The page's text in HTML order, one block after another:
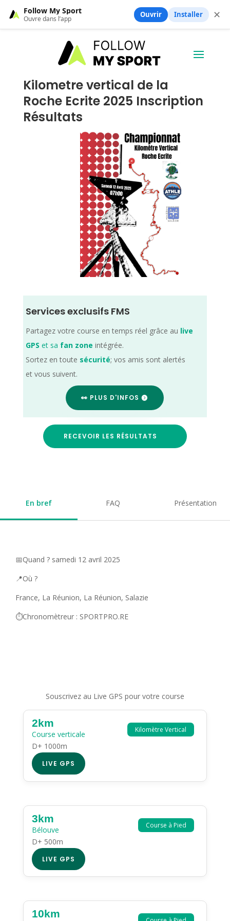
Kilometre vertical de la
Roche Ecrite 2025 Inscription
Résultats
Services exclusifs FMS
Partagez votre course en temps réel grâce au live
GPS et sa fan zone intégrée.
Sortez en toute sécurité; vos amis sont alertés
et vous suivent.
👀 PLUS D'INFOS
RECEVOIR LES RÉSULTATS
En bref FAQ Présentation
📅Quand ? samedi 12 avril 2025
📍Où ?
France, La Réunion, La Réunion, Salazie
⏱️Chronomètreur : SPORTPRO.RE
Souscrivez au Live GPS pour votre course
Kilomètre Vertical
2km
Course verticale
D+ 1000m
LIVE GPS
Course à Pied
3km
Bélouve
D+ 500m
LIVE GPS
10km
Follow My Sport
Ouvre dans l’app Ouvrir Installer ✕